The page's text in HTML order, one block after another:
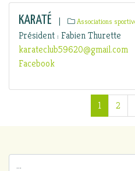
KARATÉ | Associations
Président : Fabien Thurette
karateclub59620@gmail.com
Facebook
1 2